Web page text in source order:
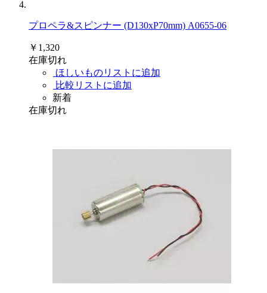
プロペラ&スピンナー (D130xP70mm) A0655-06
￥1,320
在庫切れ
ほしいものリストに追加
比較リストに追加
新着
在庫切れ